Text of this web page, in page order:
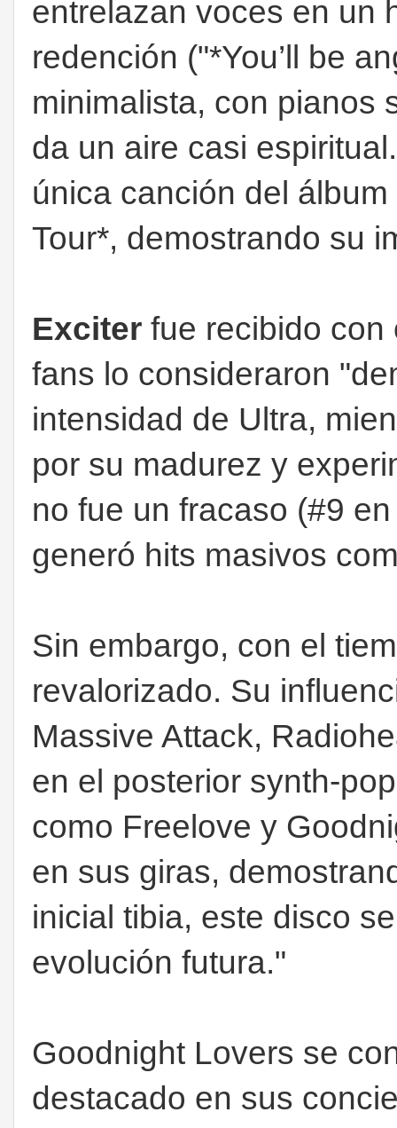
entrelazan voces en un
redención ("*You’ll be
minimalista, con pianos
da un aire casi
única canción del
Tour*, demostrando su
Exciter fue recibido con
fans lo consideraron
intensidad de Ultra,
por su madurez y
no fue un fracaso (#9
generó hits masivos
Sin embargo, con el
revalorizado. Su
Massive Attack,
en el posterior synth-
como Freelove y
en sus giras,
inicial tibia, este disco
evolución futura."
Goodnight Lovers se
destacado en sus